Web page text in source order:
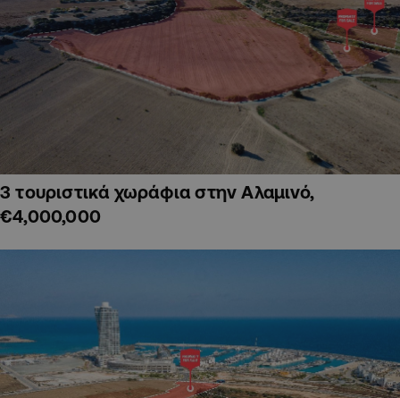
3 τουριστικά χωράφια στην Αλαμινό,
€4,000,000